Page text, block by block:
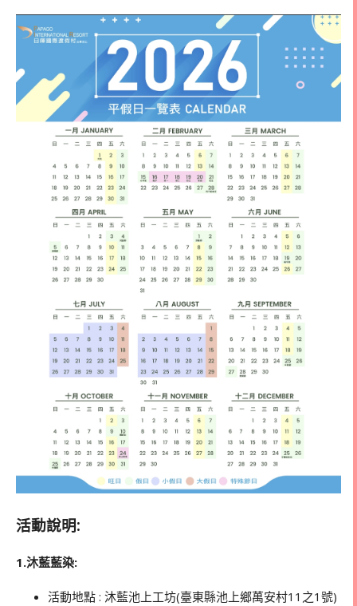
活動說明:
1.沐藍藍染:
活動地點 : 沐藍池上工坊(臺東縣池上鄉萬安村11之1號)